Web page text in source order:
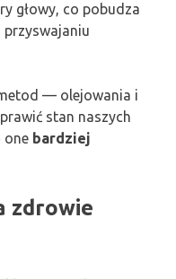
głowy, co pobudza
przyswajaniu
— olejowania i
stan naszych
one bardziej
zdrowie